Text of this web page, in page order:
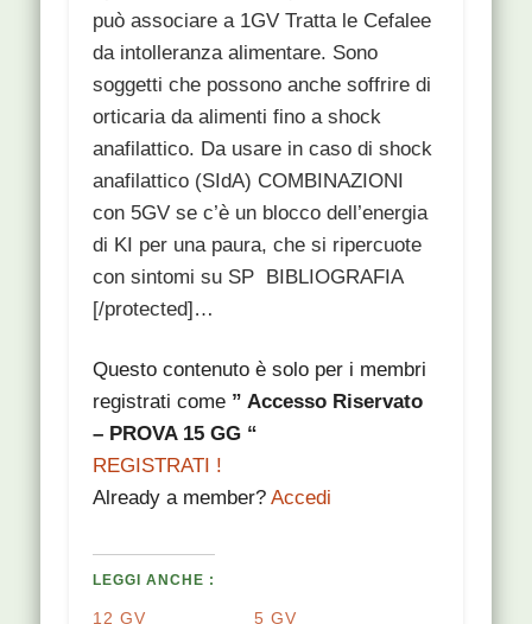
può associare a 1GV Tratta le Cefalee
da intolleranza alimentare. Sono
soggetti che possono anche soffrire di
orticaria da alimenti fino a shock
anafilattico. Da usare in caso di shock
anafilattico (SIdA) COMBINAZIONI
con 5GV se c’è un blocco dell’energia
di KI per una paura, che si ripercuote
con sintomi su SP BIBLIOGRAFIA
[/protected]…
Questo contenuto è solo per i membri
registrati come ” Accesso Riservato
– PROVA 15 GG “
REGISTRATI !
Already a member?Accedi
LEGGI ANCHE :
12 GV
5 GV